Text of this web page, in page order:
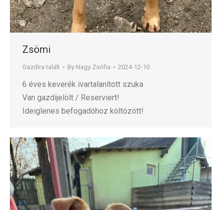
Zsömi
Gazdira talált By Nagy Zsófia 2024-12-10
6 éves keverék ivartalanított szuka
Van gazdijelölt / Reserviert!
Ideiglenes befogadóhoz költözött!